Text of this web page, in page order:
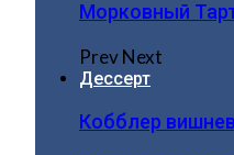
Морковный
PrevNext
Дессерт
Кобблер